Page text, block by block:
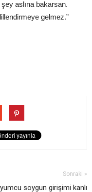
aslına bakarsan.
gelmez.”
Sonraki »
soygun girişimi kanlı